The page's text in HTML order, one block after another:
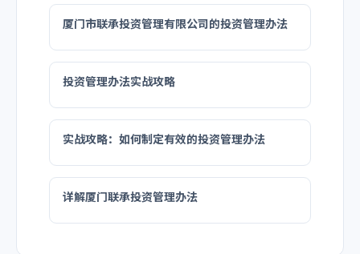
厦门市联承投资管理有限公司的投资管理办法
投资管理办法实战攻略
实战攻略：如何制定有效的投资管理办法
详解厦门联承投资管理办法